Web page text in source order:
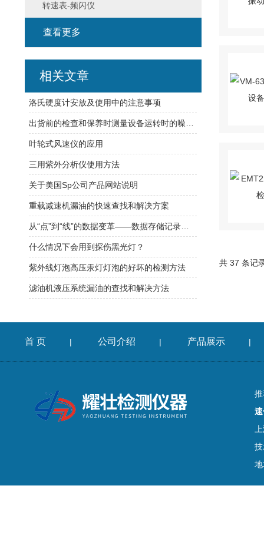
共 37 条记
转速表-频闪仪
查看更多
相关文章
洛氏硬度计安放及使用中的注意事项
叶轮式风速仪的应用
三用紫外分析仪使用方法
关于美国Sp公司产品网站说明
重载减速机漏油的快速查找和解决方案
什么情况下会用到探伤黑光灯？
紫外线灯泡高压汞灯灯泡的好坏的检测方法
滤油机液压系统漏油的查找和解决方法
首 页 | 公司介绍 | 产品展示 |